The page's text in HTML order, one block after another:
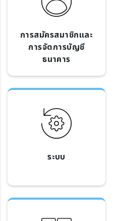
การสมัครสมาชิกและ
การจัดการบัญชี
ธนาคาร
ระบบ